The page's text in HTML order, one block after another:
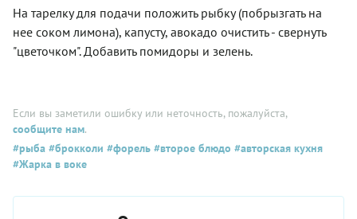
На тарелку для подачи положить рыбку (побрызгать на
нее соком лимона), капусту, авокадо очистить - свернуть
"цветочком". Добавить помидоры и зелень.
Если вы заметили ошибку или неточность, пожалуйста,
сообщите нам.
#рыба #брокколи #форель #второе блюдо #авторская кухня
#Жарка в воке